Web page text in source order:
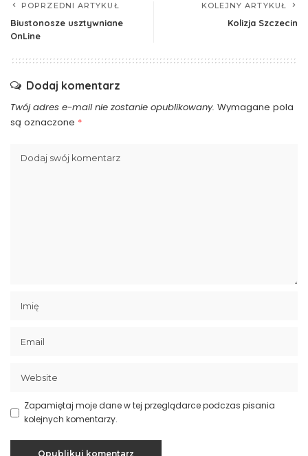
POPRZEDNI ARTYKUŁ
Biustonosze usztywniane
OnLine
KOLEJNY ARTYKUŁ
Kolizja Szczecin
Dodaj komentarz
Twój adres e-mail nie zostanie opublikowany. Wymagane pola
są oznaczone *
Zapamiętaj moje dane w tej przeglądarce podczas pisania
kolejnych komentarzy.